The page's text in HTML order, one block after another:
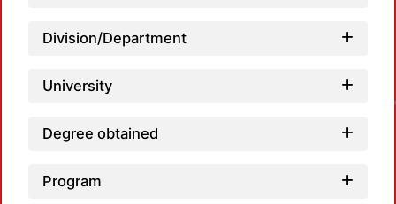
Division/Department
University
Degree obtained
Program